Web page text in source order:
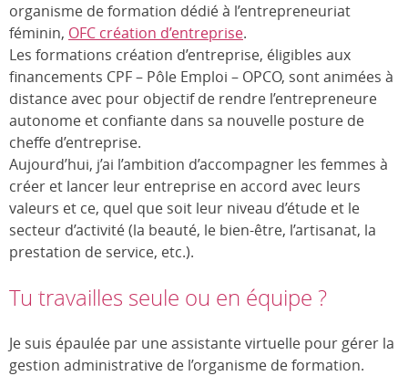
organisme de formation dédié à l’entrepreneuriat
féminin, OFC création d’entreprise.
Les formations création d’entreprise, éligibles aux
financements CPF – Pôle Emploi – OPCO, sont animées à
distance avec pour objectif de rendre l’entrepreneure
autonome et confiante dans sa nouvelle posture de
cheffe d’entreprise.
Aujourd’hui, j’ai l’ambition d’accompagner les femmes à
créer et lancer leur entreprise en accord avec leurs
valeurs et ce, quel que soit leur niveau d’étude et le
secteur d’activité (la beauté, le bien-être, l’artisanat, la
prestation de service, etc.).
Tu travailles seule ou en équipe ?
Je suis épaulée par une assistante virtuelle pour gérer la
gestion administrative de l’organisme de formation.